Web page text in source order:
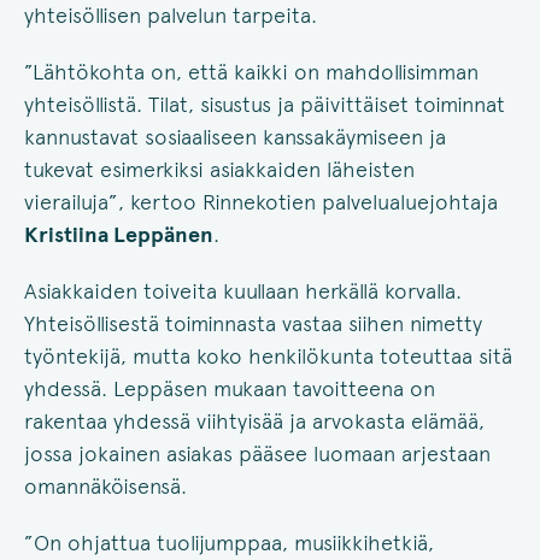
yhteisöllisen palvelun tarpeita.
”Lähtökohta on, että kaikki on mahdollisimman
yhteisöllistä. Tilat, sisustus ja päivittäiset toiminnat
kannustavat sosiaaliseen kanssakäymiseen ja
tukevat esimerkiksi asiakkaiden läheisten
vierailuja”, kertoo Rinnekotien palvelualuejohtaja
Kristiina Leppänen.
Asiakkaiden toiveita kuullaan herkällä korvalla.
Yhteisöllisestä toiminnasta vastaa siihen nimetty
työntekijä, mutta koko henkilökunta toteuttaa sitä
yhdessä. Leppäsen mukaan tavoitteena on
rakentaa yhdessä viihtyisää ja arvokasta elämää,
jossa jokainen asiakas pääsee luomaan arjestaan
omannäköisensä.
”On ohjattua tuolijumppaa, musiikkihetkiä,